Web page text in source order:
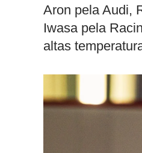
Aron pela Audi,
Iwasa pela
altas